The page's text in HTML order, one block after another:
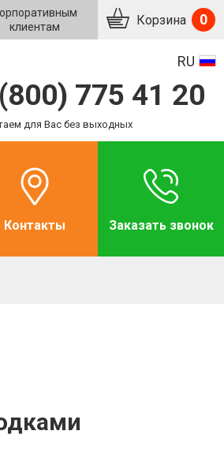
клиентам
Корзина 0
RU
775 41 20
для Вас без выходных
Контакты Заказать звонок